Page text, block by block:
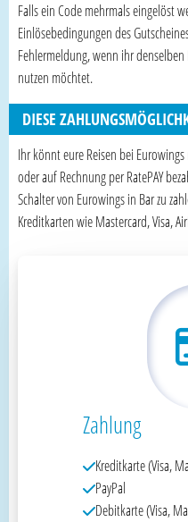
Falls ein Code mehrmals eingelöst
Einlösebedingungen des
Fehlermeldung, wenn ihr
nutzen möchtet.
DIESE
Ihr könnt eure Reisen bei
oder auf Rechnung per RatePAY
Schalter von Eurowings in Bar zu
Kreditkarten wie Mastercard, Visa,
Zahlung
Kreditkarte (Visa,
PayPal
Debitkarte (Visa,